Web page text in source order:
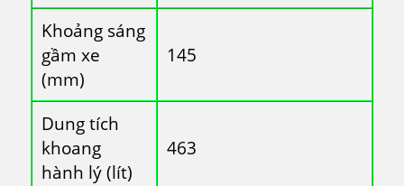
Khoảng sáng
gầm xe
(mm)
145
Dung tích
khoang
hành lý (lít)
463